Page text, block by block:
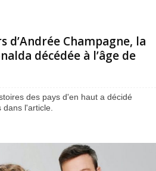
d’Andrée Champagne, la
décédée à l’âge de
des pays d'en haut a décidé
l'article.